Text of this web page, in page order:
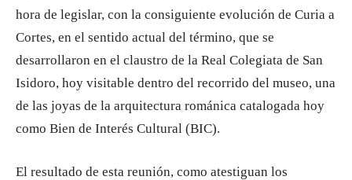
hora de legislar, con la consiguiente evolución de Curia a
Cortes, en el sentido actual del término, que se
desarrollaron en el claustro de la Real Colegiata de San
Isidoro, hoy visitable dentro del recorrido del museo, una
de las joyas de la arquitectura románica catalogada hoy
como Bien de Interés Cultural (BIC).
El resultado de esta reunión, como atestiguan los